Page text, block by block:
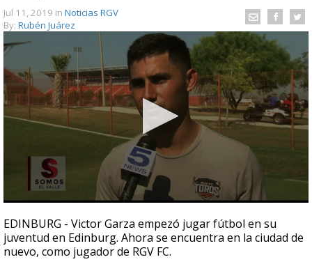
Jul 11, 2019 in Noticias RGV
By: Rubén Juárez
seconds
of
2
minutes,
EDINBURG - Victor Garza empezó jugar fútbol en su
juventud en Edinburg. Ahora se encuentra en la ciudad de
nuevo, como jugador de RGV FC.